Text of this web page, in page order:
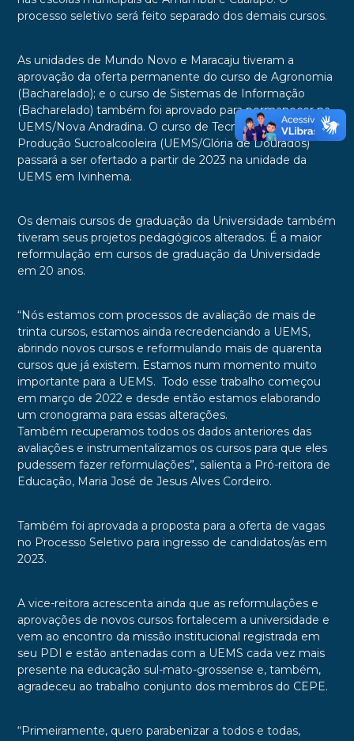
processo seletivo será feito separado dos demais cursos.
As unidades de Mundo Novo e Maracaju tiveram a
aprovação da oferta permanente do curso de Agronomia
(Bacharelado); e o curso de Sistemas de Informação
(Bacharelado) também foi aprovado para permanecer na
UEMS/Nova Andradina. O curso de Tecnologia em
Produção Sucroalcooleira (UEMS/Glória de Dourados)
passará a ser ofertado a partir de 2023 na unidade da
UEMS em Ivinhema.
Os demais cursos de graduação da Universidade também
tiveram seus projetos pedagógicos alterados. É a maior
reformulação em cursos de graduação da Universidade
em 20 anos.
“Nós estamos com processos de avaliação de mais de
trinta cursos, estamos ainda recredenciando a UEMS,
abrindo novos cursos e reformulando mais de quarenta
cursos que já existem. Estamos num momento muito
importante para a UEMS. Todo esse trabalho começou
em março de 2022 e desde então estamos elaborando
um cronograma para essas alterações.
Também recuperamos todos os dados anteriores das
avaliações e instrumentalizamos os cursos para que eles
pudessem fazer reformulações”, salienta a Pró-reitora de
Educação, Maria José de Jesus Alves Cordeiro.
Também foi aprovada a proposta para a oferta de vagas
no Processo Seletivo para ingresso de candidatos/as em
2023.
A vice-reitora acrescenta ainda que as reformulações e
aprovações de novos cursos fortalecem a universidade e
vem ao encontro da missão institucional registrada em
seu PDI e estão antenadas com a UEMS cada vez mais
presente na educação sul-mato-grossense e, também,
agradeceu ao trabalho conjunto dos membros do CEPE.
“Primeiramente, quero parabenizar a todos e todas,